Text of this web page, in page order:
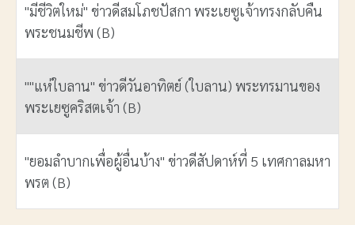
"มีชีวิตใหม่" ข่าวดีสมโภชปัสกา พระเยซูเจ้าทรงกลับคืน
พระชนมชีพ (B)
""แห่ใบลาน" ข่าวดีวันอาทิตย์ (ใบลาน) พระทรมานของ
พระเยซูคริสตเจ้า (B)
"ยอมลำบากเพื่อผู้อื่นบ้าง" ข่าวดีสัปดาห์ที่ 5 เทศกาลมหา
พรต (B)